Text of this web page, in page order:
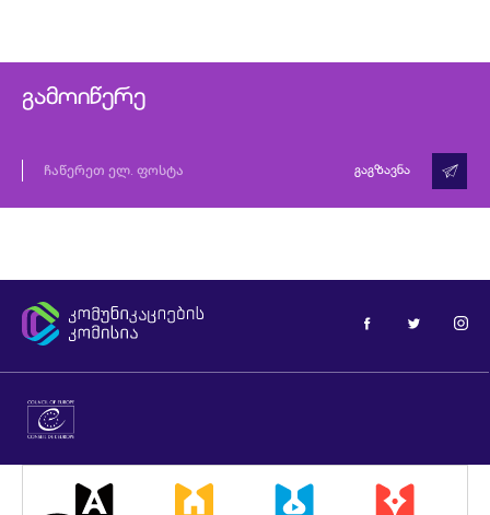
საკლასო
გამოიწერე
გაგზავნა